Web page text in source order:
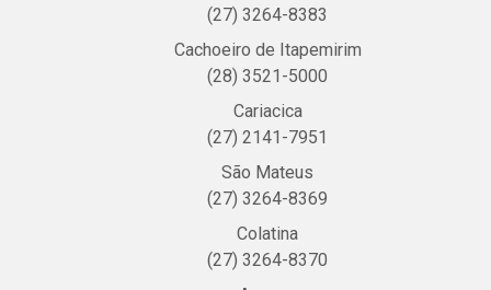
(27) 3264-8383
Cachoeiro de Itapemirim
(28) 3521-5000
Cariacica
(27) 2141-7951
São Mateus
(27) 3264-8369
Colatina
(27) 3264-8370